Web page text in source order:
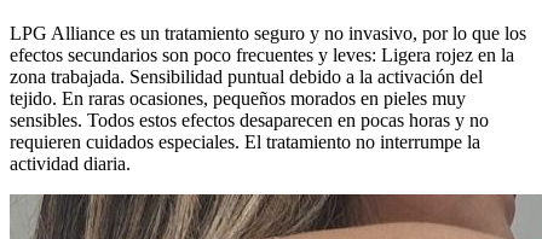
LPG Alliance es un tratamiento seguro y no invasivo, por lo que los
efectos secundarios son poco frecuentes y leves: Ligera rojez en la
zona trabajada. Sensibilidad puntual debido a la activación del
tejido. En raras ocasiones, pequeños morados en pieles muy
sensibles. Todos estos efectos desaparecen en pocas horas y no
requieren cuidados especiales. El tratamiento no interrumpe la
actividad diaria.